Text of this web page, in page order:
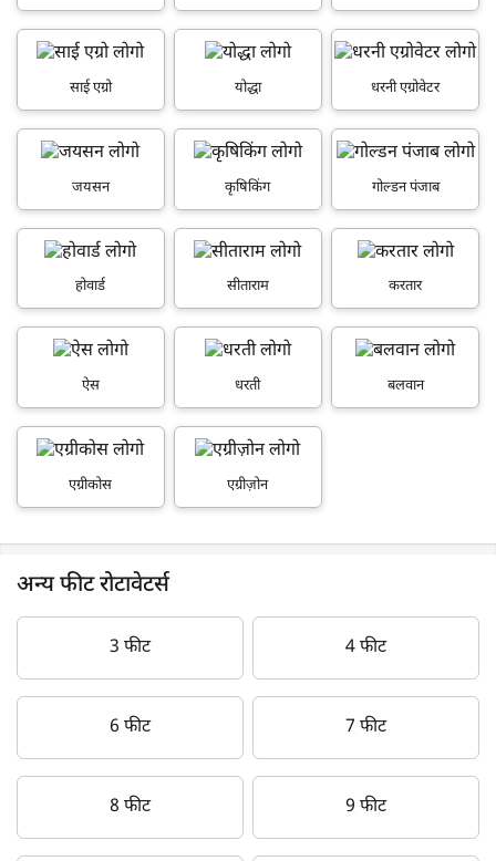
साई एग्रो योद्धा धरनी एग्रोवेटर
जयसन कृषिकिंग गोल्डन पंजाब
होवार्ड सीताराम करतार
ऐस धरती बलवान
एग्रीकोस एग्रीज़ोन
अन्य फीट रोटावेटर्स
3 फीट 4 फीट
6 फीट 7 फीट
8 फीट 9 फीट